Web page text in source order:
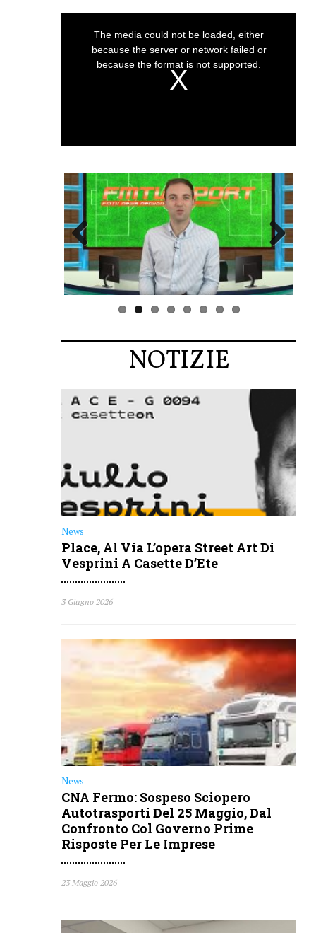
The media could not be loaded, either
because the server or network failed or
because the format is not supported.
Previous
NOTIZIE
News
Place, Al Via L’opera Street Art Di
3 Giugno 2026
News
CNA Fermo: Sospeso Sciopero
Autotrasporti Del 25 Maggio, Dal
Confronto Col Governo Prime
Risposte Per Le Imprese
23 Maggio 2026